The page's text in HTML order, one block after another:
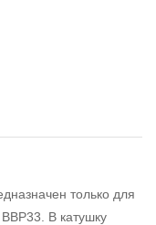
только для
В катушку